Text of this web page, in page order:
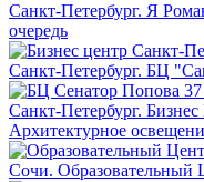
Санкт-Петербург. Я
очередь
Санкт-Петербург. БЦ
Санкт-Петербург.
Архитектурное
Сочи. Образовательный